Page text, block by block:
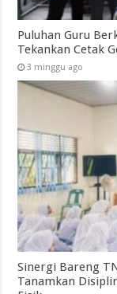
Puluhan Guru
Tekankan Cetak
3 minggu ago
Sinergi Bareng
Tanamkan